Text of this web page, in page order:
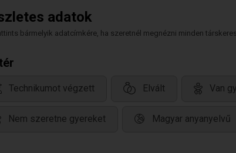
adatok
bármelyik adatcímkére, ha szeretnél megnézni minden
Technikumot végzett Elvált Van
Nem szeretne gyereket Magyar anyanyelvű